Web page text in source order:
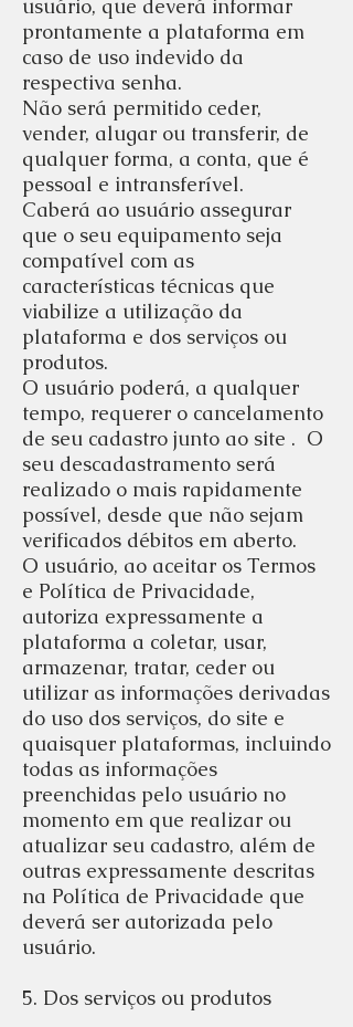
usuário, que deverá informar
prontamente a plataforma em
caso de uso indevido da
respectiva senha.
Não será permitido ceder,
vender, alugar ou transferir, de
qualquer forma, a conta, que é
pessoal e intransferível.
Caberá ao usuário assegurar
que o seu equipamento seja
compatível com as
características técnicas que
viabilize a utilização da
plataforma e dos serviços ou
produtos.
O usuário poderá, a qualquer
tempo, requerer o cancelamento
de seu cadastro junto ao site . O
seu descadastramento será
realizado o mais rapidamente
possível, desde que não sejam
verificados débitos em aberto.
O usuário, ao aceitar os Termos
e Política de Privacidade,
autoriza expressamente a
plataforma a coletar, usar,
armazenar, tratar, ceder ou
utilizar as informações derivadas
do uso dos serviços, do site e
quaisquer plataformas, incluindo
todas as informações
preenchidas pelo usuário no
momento em que realizar ou
atualizar seu cadastro, além de
outras expressamente descritas
na Política de Privacidade que
deverá ser autorizada pelo
usuário.
5. Dos serviços ou produtos